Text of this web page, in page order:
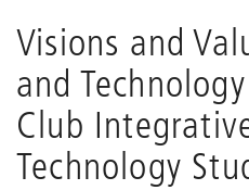
der
Webseite
Visions and
and
Club
Technology